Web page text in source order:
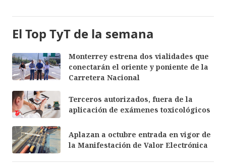
El Top TyT de la semana
Monterrey estrena dos vialidades que
conectarán el oriente y poniente de la
Carretera Nacional
Terceros autorizados, fuera de la
aplicación de exámenes toxicológicos
Aplazan a octubre entrada en vigor de
la Manifestación de Valor Electrónica